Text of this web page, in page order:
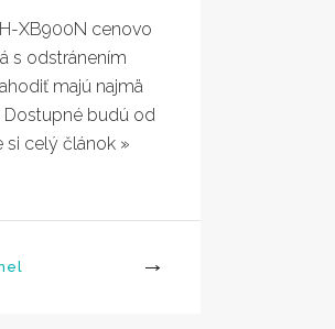
XB900N cenovo
s odstránením
majú najmä
Dostupné budú od
si celý článok »